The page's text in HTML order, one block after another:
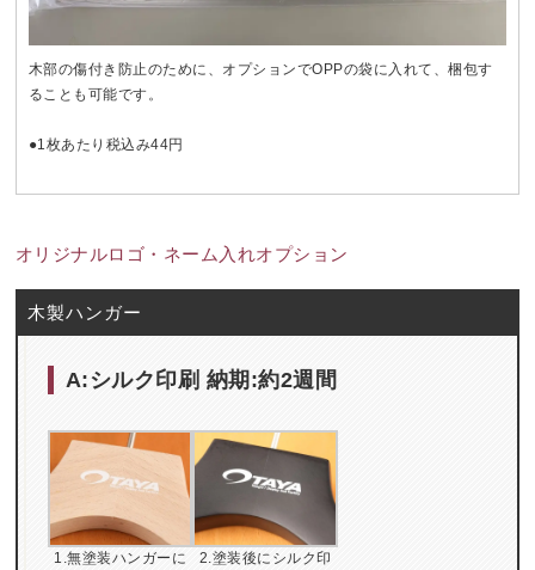
木部の傷付き防止のために、オプションでOPPの袋に入れて、梱包す
ることも可能です。
●1枚あたり税込み44円
オリジナルロゴ・ネーム入れオプション
木製ハンガー
A:シルク印刷 納期:約2週間
1.無塗装ハンガーに
2.塗装後にシルク印